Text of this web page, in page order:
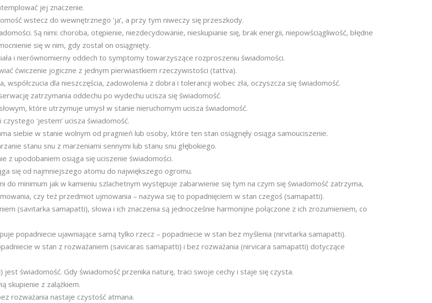
jej znaczenie.
wstecz do wewnętrznego 'ja’, a przy tym niweczy się przeszkody.
Są nimi: choroba, otępienie, niezdecydowanie, nieskupianie się, brak energii, niepowściągliwość, błędne
się w nim, gdy został on osiągnięty.
i nierównomierny oddech to symptomy towarzyszące rozproszeniu świadomości.
ćwiczenie jogiczne z jednym pierwiastkiem rzeczywistości (tattva).
współczucia dla nieszczęścia, zadowolenia z dobra i tolerancji wobec zła, oczyszcza się świadomość.
zatrzymania oddechu po wydechu ucisza się świadomość.
które utrzymuje umysł w stanie nieruchomym ucisza świadomość.
'jestem’ ucisza świadomość.
siebie w stanie wolnym od pragnień lub osoby, które ten stan osiągnęły osiąga samouciszenie.
stanu snu z marzeniami sennymi lub stanu snu głębokiego.
z upodobaniem osiąga się uciszenie świadomości.
się od najmniejszego atomu do największego ogromu.
do minimum jak w kamieniu szlachetnym występuje zabarwienie się tym na czym się świadomość zatrzyma,
czy też przedmiot ujmowania – nazywa się to popadnięciem w stan czegoś (samapatti).
(savitarka samapatti), słowa i ich znaczenia są jednocześnie harmonijne połączone z ich zrozumieniem, co
popadniecie ujawniające samą tylko rzecz – popadniecie w stan bez myślenia (nirvitarka samapatti).
w stan z rozważaniem (savicaras samapatti) i bez rozważania (nirvicara samapatti) dotyczące
świadomość. Gdy świadomość przenika naturę, traci swoje cechy i staje się czysta.
skupienie z zalążkiem.
rozważania nastaje czystość atmana.